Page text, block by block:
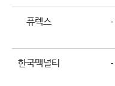
퓨렉스 -
한국맥널티 -